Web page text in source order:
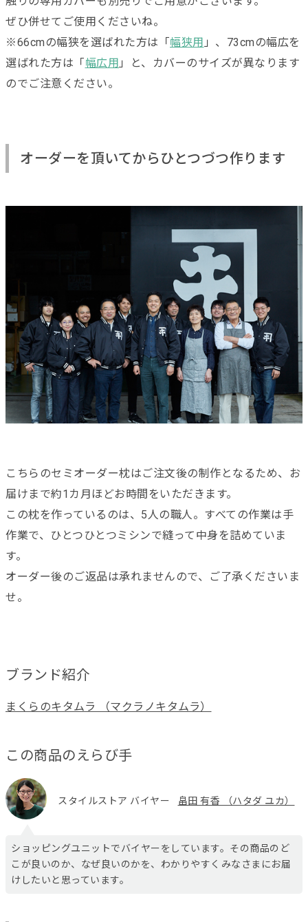
ぜひ併せてご使用くださいね。
※66cmの幅狭を選ばれた方は「幅狭用 」、73cmの幅広を
選ばれた方は「幅広用 」と、カバーのサイズが異なります
のでご注意ください。
オーダーを頂いてからひとつづつ作ります
こちらのセミオーダー枕はご注文後の制作となるため、お
届けまで約1カ月ほどお時間をいただきます。
この枕を作っているのは、5人の職人。すべての作業は手
作業で、ひとつひとつミシンで縫って中身を詰めていま
す。
オーダー後のご返品は承れませんので、ご了承くださいま
せ。
ブランド紹介
まくらのキタムラ （マクラノキタムラ）
この商品のえらび手
スタイルストア バイヤー 畠田 有香 （ハタダ ユカ）
ショッピングユニットでバイヤーをしています。その商品のど
こが良いのか、なぜ良いのかを、わかりやすくみなさまにお届
けしたいと思っています。